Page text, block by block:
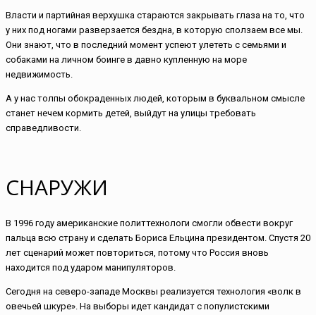
Власти и партийная верхушка стараются закрывать глаза на то, что
у них под ногами разверзается бездна, в которую сползаем все мы.
Они знают, что в последний момент успеют улететь с семьями и
собаками на личном боинге в давно купленную на море
недвижимость.
А у нас толпы обокраденных людей, которым в буквальном смысле
станет нечем кормить детей, выйдут на улицы требовать
справедливости.
СНАРУЖИ
В 1996 году американские политтехнологи смогли обвести вокруг
пальца всю страну и сделать Бориса Ельцина президентом. Спустя 20
лет сценарий может повториться, потому что Россия вновь
находится под ударом манипуляторов.
Сегодня на северо-западе Москвы реализуется технология «волк в
овечьей шкуре». На выборы идет кандидат с популистскими